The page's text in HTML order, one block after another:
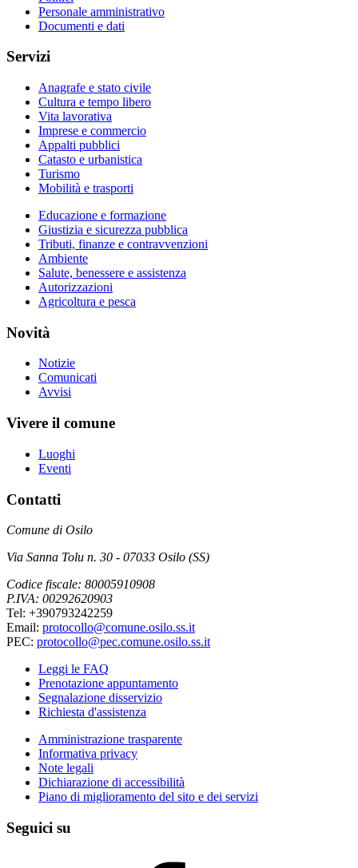
Personale amministrativo
Documenti e dati
Servizi
Anagrafe e stato civile
Cultura e tempo libero
Vita lavorativa
Imprese e commercio
Appalti pubblici
Catasto e urbanistica
Turismo
Mobilità e trasporti
Educazione e formazione
Giustizia e sicurezza pubblica
Tributi, finanze e contravvenzioni
Ambiente
Salute, benessere e assistenza
Autorizzazioni
Agricoltura e pesca
Novità
Notizie
Comunicati
Avvisi
Vivere il comune
Luoghi
Eventi
Contatti
Comune di Osilo
Via Sanna Tolu n. 30 - 07033 Osilo (SS)
Codice fiscale: 80005910908
P.IVA: 00292620903
Tel: +390793242259
Email: protocollo@comune.osilo.ss.it
PEC: protocollo@pec.comune.osilo.ss.it
Leggi le FAQ
Prenotazione appuntamento
Segnalazione disservizio
Richiesta d'assistenza
Amministrazione trasparente
Informativa privacy
Note legali
Dichiarazione di accessibilità
Piano di miglioramento del sito e dei servizi
Seguici su